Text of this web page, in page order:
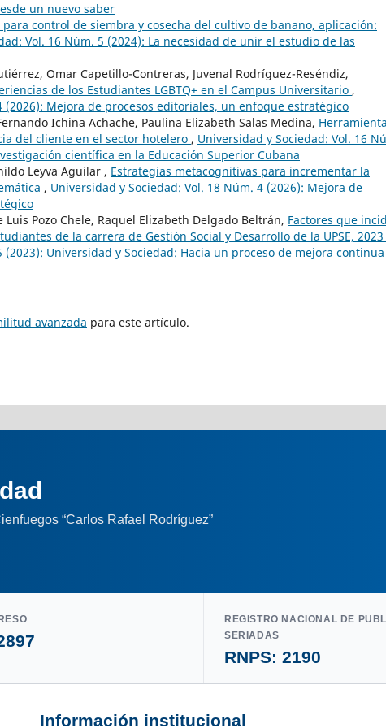
un nuevo saber
para control de siembra y cosecha del cultivo de banano, aplicación:
Vol. 16 Núm. 5 (2024): La necesidad de unir el estudio de las
Omar Capetillo-Contreras, Juvenal Rodríguez-Reséndiz,
de los Estudiantes LGBTQ+ en el Campus Universitario ,
(2026): Mejora de procesos editoriales, un enfoque estratégico
Ichina Achache, Paulina Elizabeth Salas Medina,
del cliente en el sector hotelero , Universidad y Sociedad: Vol. 16
científica en la Educación Superior Cubana
Leyva Aguilar , Estrategias metacognitivas para incrementar la
, Universidad y Sociedad: Vol. 18 Núm. 4 (2026): Mejora de
Pozo Chele, Raquel Elizabeth Delgado Beltrán, Factores que
de la carrera de Gestión Social y Desarrollo de la UPSE, 2023
Universidad y Sociedad: Hacia un proceso de mejora continua
avanzada para este artículo.
“Carlos Rafael Rodríguez”
REGISTRO NACIONAL DE
SERIADAS
RNPS: 2190
Información institucional